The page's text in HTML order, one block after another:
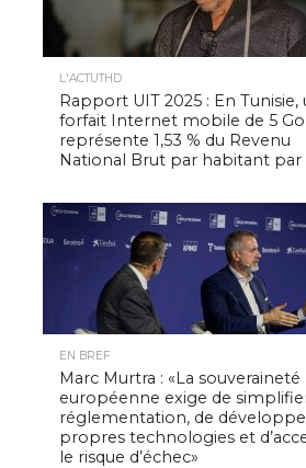
L'ACTUTHD
Rapport UIT 2025 : En Tunisie,
forfait Internet mobile de 5 Go
représente 1,53 % du Revenu
National Brut par habitant par
EN BREF
Marc Murtra : «La souveraineté
européenne exige de
réglementation, de
propres technologies et
le risque d’échec»